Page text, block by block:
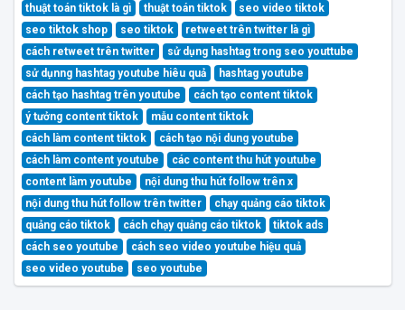
thuật toán tiktok là gì
thuật toán tiktok
seo video tiktok
seo tiktok shop
seo tiktok
retweet trên twitter là gì
cách retweet trên twitter
sử dụng hashtag trong seo youttube
sử dụnng hashtag youtube hiêu quả
hashtag youtube
cách tạo hashtag trên youtube
cách tạo content tiktok
ý tưởng content tiktok
mẫu content tiktok
cách làm content tiktok
cách tạo nội dung youtube
cách làm content youtube
các content thu hút youtube
content làm youtube
nội dung thu hút follow trên x
nội dung thu hút follow trên twitter
chạy quảng cáo tiktok
quảng cáo tiktok
cách chạy quảng cáo tiktok
tiktok ads
cách seo youtube
cách seo video youtube hiệu quả
seo video youtube
seo youtube